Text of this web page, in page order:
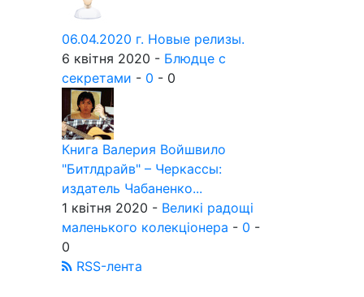
06.04.2020 г. Новые релизы.
6 квітня 2020 - Блюдце с
секретами - 0 - 0
Книга Валерия Войшвило
"Битлдрайв" – Черкассы:
издатель Чабаненко...
1 квітня 2020 - Великі радощі
маленького колекціонера - 0 -
0
RSS-лента